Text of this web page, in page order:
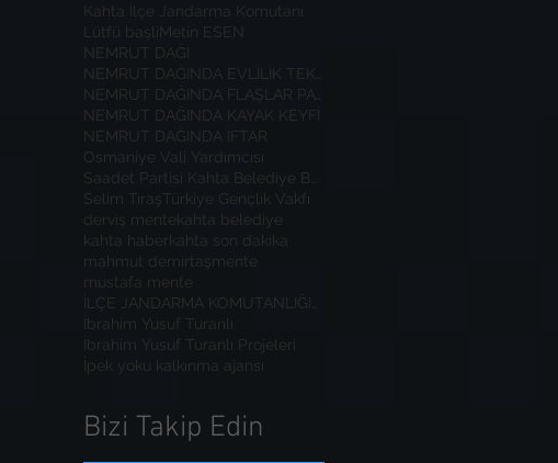
Kahta İlçe Jandarma Komutanı
Lütfü başliMetin ESEN
NEMRUT DAĞI
NEMRUT DAĞINDA KAYAK KEYFİ
NEMRUT DAĞINDA İFTAR
Osmaniye Vali Yardımcısı
Selim TıraşTürkiye Gençlik Vakfı
derviş mente
kahta belediye
kahta haber kahta son dakika
mahmut demirtaşmente
mustafa mente
İbrahim Yusuf Turanlı
İbrahim Yusuf Turanlı Projeleri
İpek yoku kalkınma ajansı
Bizi Takip Edin